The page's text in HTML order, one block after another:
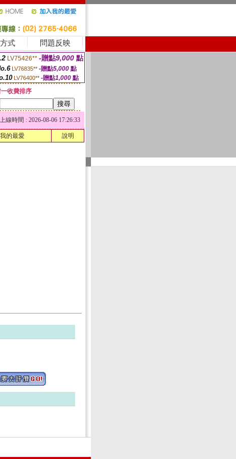
式 問題反映
LV75426** -贈點9,000 點
LV76835** -贈點5,000點
LV76400** -贈點1,000 點
收費排序
線時間 : 2026-08-06 17:26:33
的最愛 說明